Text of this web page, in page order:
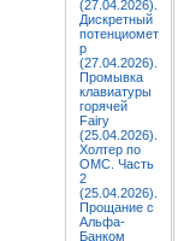
(27.04.2026).
Дискретный
потенциомет
р
(27.04.2026).
Промывка
клавиатуры
горячей
Fairy
(25.04.2026).
Холтер по
ОМС. Часть
2
(25.04.2026).
Прощание с
Альфа-
Банком